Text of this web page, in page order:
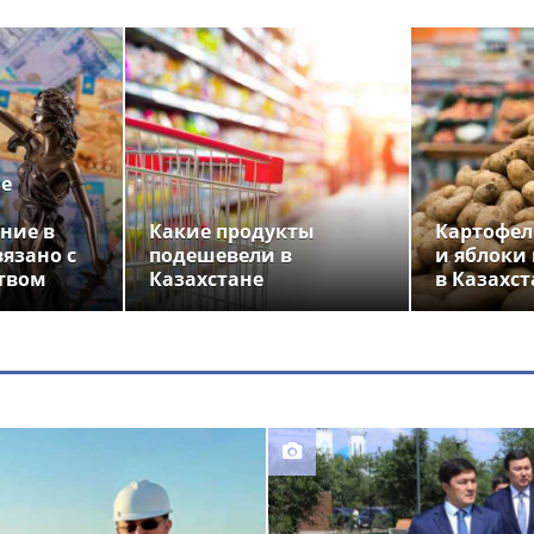
в
с
Какие продукты
подешевели в
Казахстане
и
в